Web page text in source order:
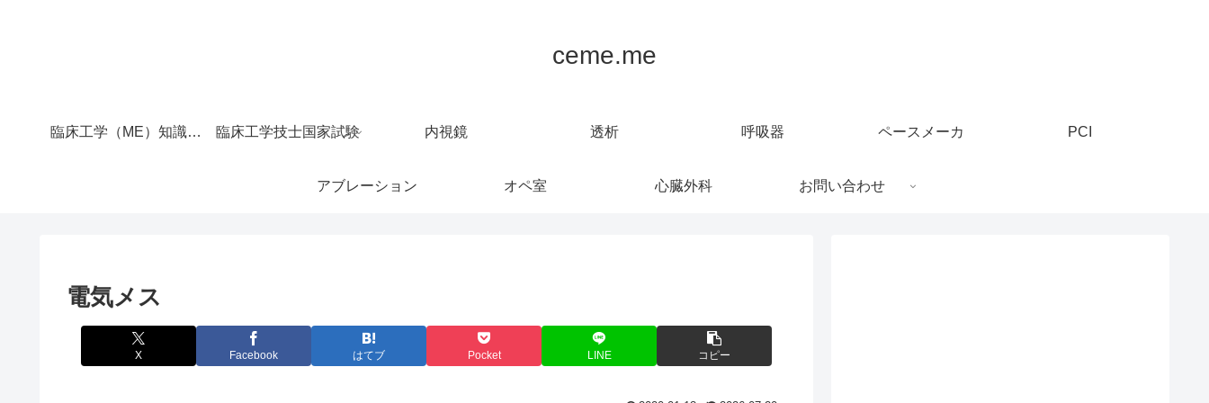
ceme.me
臨床工学（ME）知識マップ｜サイト全体の目次 臨床工学技士国家試験 内視鏡 透析 呼吸器 ペースメーカ PCI
アブレーション オペ室 心臓外科 お問い合わせ
電気メス
X Facebook はてブ Pocket LINE コピー